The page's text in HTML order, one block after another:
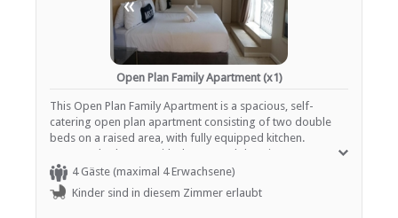
Open Plan Family Apartment (x1)
This Open Plan Family Apartment is a spacious, self-
catering open plan apartment consisting of two double
beds on a raised area, with fully equipped kitchen.
Separate bathroom with shower and dressing area. Large
terrace with sea views.
4 Gäste (maximal 4 Erwachsene)
Kinder sind in diesem Zimmer erlaubt